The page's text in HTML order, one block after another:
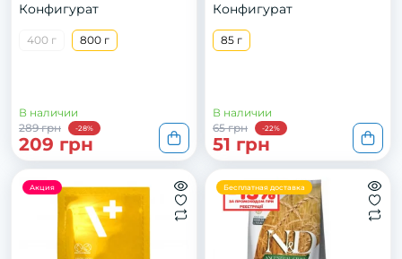
Конфигурат
400 г 800 г
В наличии
289 грн
-28%
209 грн
Конфигурат
85 г
В наличии
65 грн
-22%
51 грн
Акция Бесплатная доставка